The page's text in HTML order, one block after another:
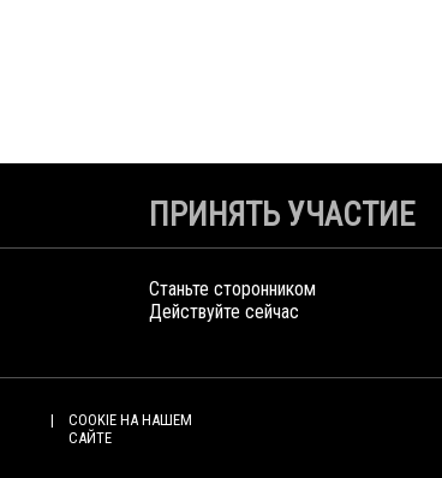
ПРИНЯТЬ УЧАСТИЕ
Станьте сторонником
Действуйте сейчас
COOKIE НА НАШЕМ
САЙТЕ